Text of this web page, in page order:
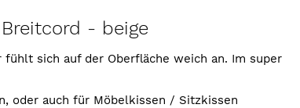
- beige
sich auf der Oberfläche weich an. Im super
oder auch für Möbelkissen / Sitzkissen